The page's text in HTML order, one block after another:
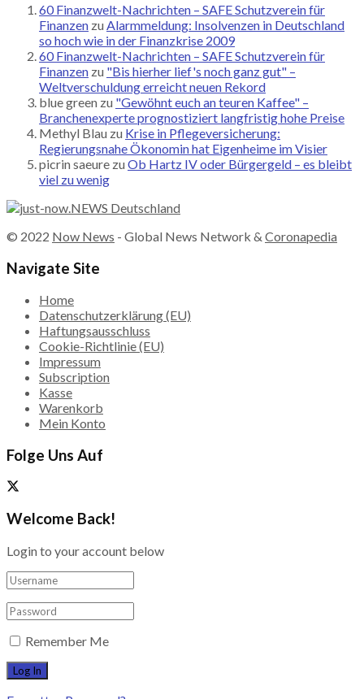
60 Finanzwelt-Nachrichten – SAFE Schutzverein für
Finanzen zu Alarmmeldung: Insolvenzen in Deutschland
so hoch wie in der Finanzkrise 2009
60 Finanzwelt-Nachrichten – SAFE Schutzverein für
Finanzen zu "Bis hierher lief's noch ganz gut" –
Weltverschuldung erreicht neuen Rekord
blue green zu "Gewöhnt euch an teuren Kaffee" –
Branchenexperte prognostiziert langfristig hohe Preise
Methyl Blau zu Krise in Pflegeversicherung:
Regierungsnahe Ökonomin hat Eigenheime im Visier
picrin saeure zu Ob Hartz IV oder Bürgergeld – es bleibt
viel zu wenig
© 2022 Now News - Global News Network & Coronapedia
Navigate Site
Home
Datenschutzerklärung (EU)
Haftungsausschluss
Cookie-Richtlinie (EU)
Impressum
Subscription
Kasse
Warenkorb
Mein Konto
Folge Uns Auf
Welcome Back!
Login to your account below
Remember Me